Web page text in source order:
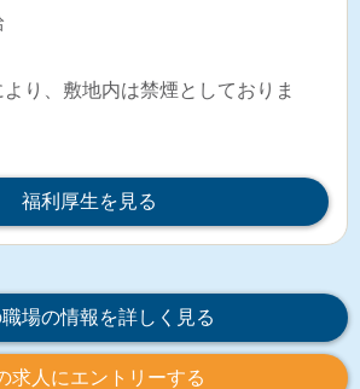
り、敷地内は禁煙としておりま
福利厚生を見る
職場の情報を詳しく見る
求人にエントリーする